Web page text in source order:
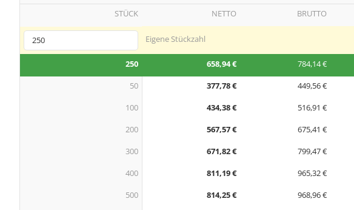
STÜCK
NETTO BRUTTO
Eigene Stückzahl
250 658,94 € 784,14 €
50
377,78 € 449,56 €
100
434,38 € 516,91 €
200
567,57 € 675,41 €
300
671,82 € 799,47 €
400
811,19 € 965,32 €
500
814,25 € 968,96 €